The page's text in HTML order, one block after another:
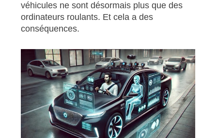
véhicules ne sont désormais plus que des
ordinateurs roulants. Et cela a des
conséquences.